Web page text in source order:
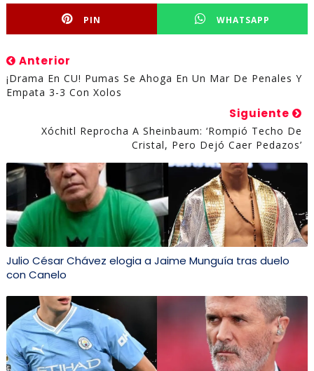
PIN WHATSAPP
Anterior
¡Drama En CU! Pumas Se Ahoga En Un Mar De Penales Y
Empata 3-3 Con Xolos
Siguiente
Xóchitl Reprocha A Sheinbaum: ‘Rompió Techo De
Cristal, Pero Dejó Caer Pedazos’
Julio César Chávez elogia a Jaime Munguía tras duelo
con Canelo